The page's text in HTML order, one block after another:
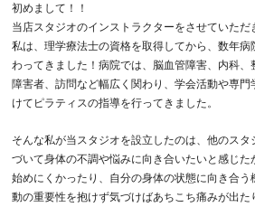
初めまして！！
当店スタジオのインストラクターをさせていただ
私は、理学療法士の資格を取得してから、数年
わってきました！病院では、脳血管障害、内科
障害者、訪問など幅広く関わり、学会活動や専門
けてピラティスの指導を行ってきました。
そんな私が当スタジオを設立したのは、他のス
づいて身体の不調や悩みに向き合いたいと感じ
始めにくかったり、自分の身体の状態に向き合
動の重要性を抱けず気づけばあちこち痛みが出